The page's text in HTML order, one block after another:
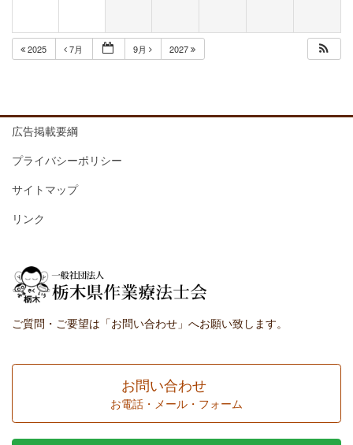
2025 7月 9月 2027
広告掲載要綱
プライバシーポリシー
サイトマップ
リンク
ご質問・ご要望は「お問い合わせ」へお願い致します。
お問い合わせ
お電話・メール・フォーム